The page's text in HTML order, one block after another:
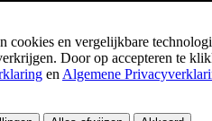
gaan met de algemene
van geregistreerde en
diensten en 'fair use'